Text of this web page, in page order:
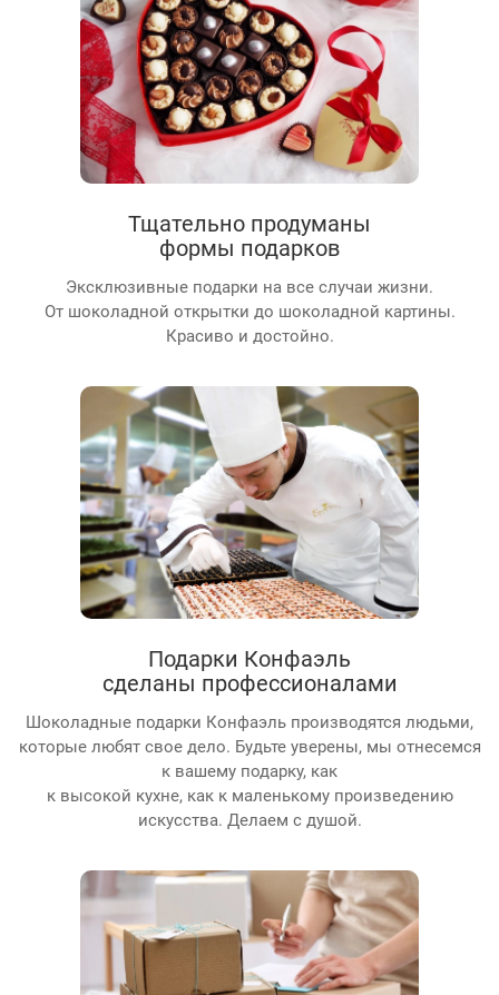
Тщательно продуманы
формы подарков
Эксклюзивные подарки на все случаи жизни.
От шоколадной открытки до шоколадной картины.
Красиво и достойно.
Подарки Конфаэль
сделаны профессионалами
Шоколадные подарки Конфаэль производятся людьми,
которые любят свое дело. Будьте уверены, мы отнесемся
к вашему подарку, как
к высокой кухне, как к маленькому произведению
искусства. Делаем с душой.